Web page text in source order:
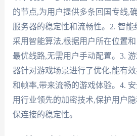
的节点,为用户提供多条回国专线,
服务器的稳定性和流畅性。2. 智
采用智能算法,根据用户所在位置
最优线路,无需用户手动配置。3.
器针对游戏场景进行了优化,能有
和帧率,带来流畅的游戏体验。4.
用行业领先的加密技术,保护用户
保连接的稳定性。